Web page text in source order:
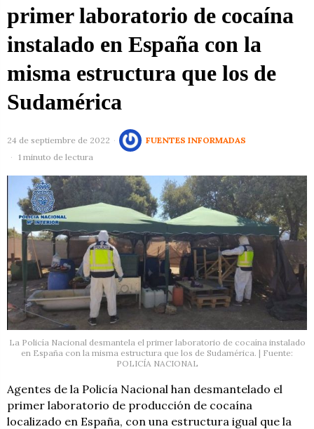
primer laboratorio de cocaína
instalado en España con la
misma estructura que los de
Sudamérica
24 de septiembre de 2022
FUENTES INFORMADAS
1 minuto de lectura
La Policía Nacional desmantela el primer laboratorio de cocaína instalado
en España con la misma estructura que los de Sudamérica. | Fuente:
POLICÍA NACIONAL
Agentes de la Policía Nacional han desmantelado el
primer laboratorio de producción de cocaína
localizado en España, con una estructura igual que la